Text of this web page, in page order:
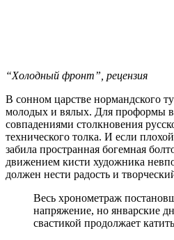
“Холодный фронт”, рецензия
В сонном царстве нормандского
молодых и вялых. Для проформы в
совпадениями столкновения
технического толка. И если
забила пространная богемная
движением кисти художника
должен нести радость и
Весь хронометраж
напряжение, но январские
свастикой продолжает